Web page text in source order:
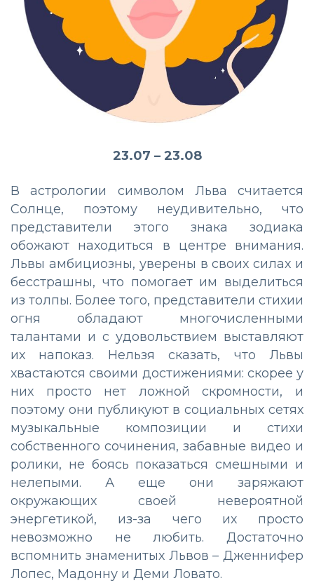
23.07 – 23.08
В астрологии символом Льва считается
Солнце, поэтому неудивительно, что
представители этого знака зодиака
обожают находиться в центре внимания.
Львы амбициозны, уверены в своих силах и
бесстрашны, что помогает им выделиться
из толпы. Более того, представители стихии
огня обладают многочисленными
талантами и с удовольствием выставляют
их напоказ. Нельзя сказать, что Львы
хвастаются своими достижениями: скорее у
них просто нет ложной скромности, и
поэтому они публикуют в социальных сетях
музыкальные композиции и стихи
собственного сочинения, забавные видео и
ролики, не боясь показаться смешными и
нелепыми. А еще они заряжают
окружающих своей невероятной
энергетикой, из-за чего их просто
невозможно не любить. Достаточно
вспомнить знаменитых Львов – Дженнифер
Лопес, Мадонну и Деми Ловато.